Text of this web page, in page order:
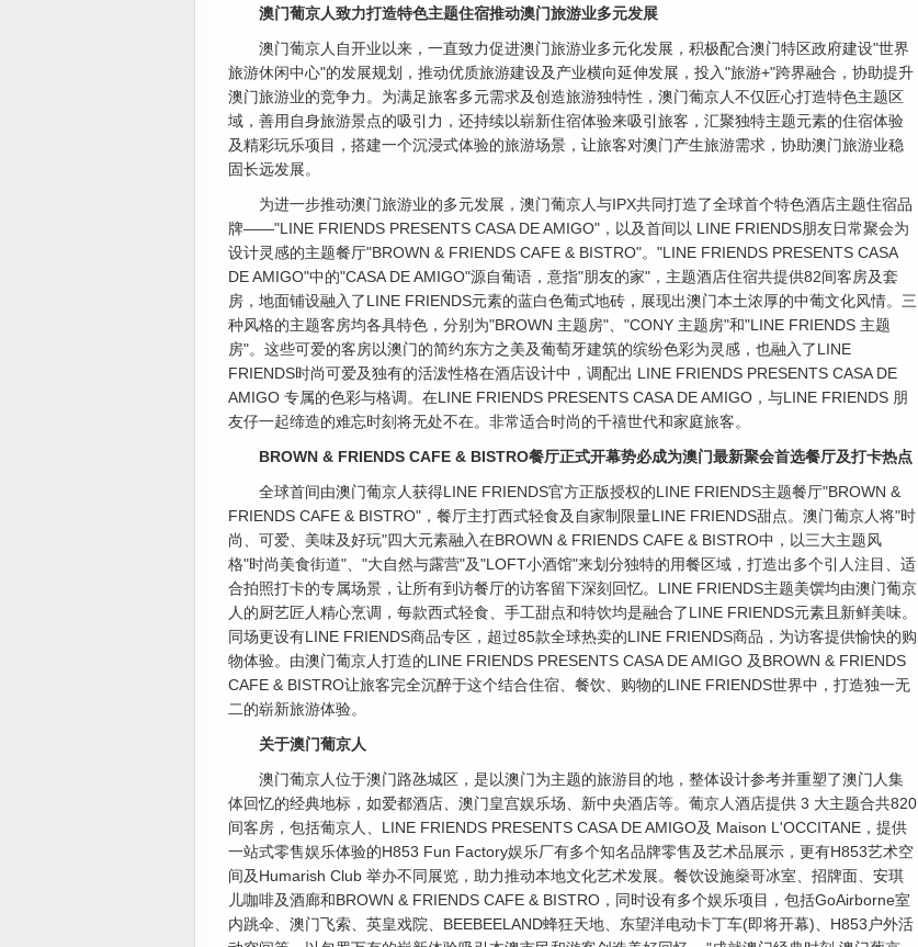
澳门葡京人致力打造特色主题住宿推动澳门旅游业多元发展
澳门葡京人自开业以来，一直致力促进澳门旅游业多元化发展，积极配合澳门特区政府建设"世界
旅游休闲中心"的发展规划，推动优质旅游建设及产业横向延伸发展，投入"旅游+"跨界融合，协助提升
澳门旅游业的竞争力。为满足旅客多元需求及创造旅游独特性，澳门葡京人不仅匠心打造特色主题区
域，善用自身旅游景点的吸引力，还持续以崭新住宿体验来吸引旅客，汇聚独特主题元素的住宿体验
及精彩玩乐项目，搭建一个沉浸式体验的旅游场景，让旅客对澳门产生旅游需求，协助澳门旅游业稳
固长远发展。
为进一步推动澳门旅游业的多元发展，澳门葡京人与IPX共同打造了全球首个特色酒店主题住宿品
牌——"LINE FRIENDS PRESENTS CASA DE AMIGO"，以及首间以 LINE FRIENDS朋友日常聚会为
设计灵感的主题餐厅"BROWN & FRIENDS CAFE & BISTRO"。"LINE FRIENDS PRESENTS CASA
DE AMIGO"中的"CASA DE AMIGO"源自葡语，意指"朋友的家"，主题酒店住宿共提供82间客房及套
房，地面铺设融入了LINE FRIENDS元素的蓝白色葡式地砖，展现出澳门本土浓厚的中葡文化风情。三
种风格的主题客房均各具特色，分别为"BROWN 主题房"、"CONY 主题房"和"LINE FRIENDS 主题
房"。这些可爱的客房以澳门的简约东方之美及葡萄牙建筑的缤纷色彩为灵感，也融入了LINE
FRIENDS时尚可爱及独有的活泼性格在酒店设计中，调配出 LINE FRIENDS PRESENTS CASA DE
AMIGO 专属的色彩与格调。在LINE FRIENDS PRESENTS CASA DE AMIGO，与LINE FRIENDS 朋
友仔一起缔造的难忘时刻将无处不在。非常适合时尚的千禧世代和家庭旅客。
BROWN & FRIENDS CAFE & BISTRO餐厅正式开幕势必成为澳门最新聚会首选餐厅及打卡热点
全球首间由澳门葡京人获得LINE FRIENDS官方正版授权的LINE FRIENDS主题餐厅"BROWN &
FRIENDS CAFE & BISTRO"，餐厅主打西式轻食及自家制限量LINE FRIENDS甜点。澳门葡京人将"时
尚、可爱、美味及好玩"四大元素融入在BROWN & FRIENDS CAFE & BISTRO中，以三大主题风
格"时尚美食街道"、"大自然与露营"及"LOFT小酒馆"来划分独特的用餐区域，打造出多个引人注目、适
合拍照打卡的专属场景，让所有到访餐厅的访客留下深刻回忆。LINE FRIENDS主题美馔均由澳门葡京
人的厨艺匠人精心烹调，每款西式轻食、手工甜点和特饮均是融合了LINE FRIENDS元素且新鲜美味。
同场更设有LINE FRIENDS商品专区，超过85款全球热卖的LINE FRIENDS商品，为访客提供愉快的购
物体验。由澳门葡京人打造的LINE FRIENDS PRESENTS CASA DE AMIGO 及BROWN & FRIENDS
CAFE & BISTRO让旅客完全沉醉于这个结合住宿、餐饮、购物的LINE FRIENDS世界中，打造独一无
二的崭新旅游体验。
关于澳门葡京人
澳门葡京人位于澳门路氹城区，是以澳门为主题的旅游目的地，整体设计参考并重塑了澳门人集
体回忆的经典地标，如爱都酒店、澳门皇宫娱乐场、新中央酒店等。葡京人酒店提供 3 大主题合共820
间客房，包括葡京人、LINE FRIENDS PRESENTS CASA DE AMIGO及 Maison L'OCCITANE，提供
一站式零售娱乐体验的H853 Fun Factory娱乐厂有多个知名品牌零售及艺术品展示，更有H853艺术空
间及Humarish Club 举办不同展览，助力推动本地文化艺术发展。餐饮设施燊哥冰室、招牌面、安琪
儿咖啡及酒廊和BROWN & FRIENDS CAFE & BISTRO，同时设有多个娱乐项目，包括GoAirborne室
内跳伞、澳门飞索、英皇戏院、BEEBEELAND蜂狂天地、东望洋电动卡丁车(即将开幕)、H853户外活